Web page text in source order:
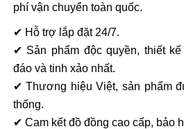
phí vận chuyển toàn quốc.
✔ Hỗ trợ lắp đặt 24/7.
✔ Sản phẩm độc quyền, thiết
đáo và tinh xảo nhất.
✔ Thương hiệu Việt, sản phẩm
thống.
✔ Cam kết đồ đồng cao cấp, bảo